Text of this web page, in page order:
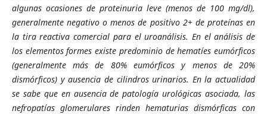
algunas ocasiones de proteinuria leve (menos de 100 mg/dl),
generalmente negativo o menos de positivo 2+ de proteínas en
la tira reactiva comercial para el uroanálisis. En el análisis de
los elementos formes existe predominio de hematíes eumórficos
(generalmente más de 80% eumórficos y menos de 20%
dismórficos) y ausencia de cilindros urinarios. En la actualidad
se sabe que en ausencia de patología urológicas asociada, las
nefropatías glomerulares rinden hematurias dismórficas con